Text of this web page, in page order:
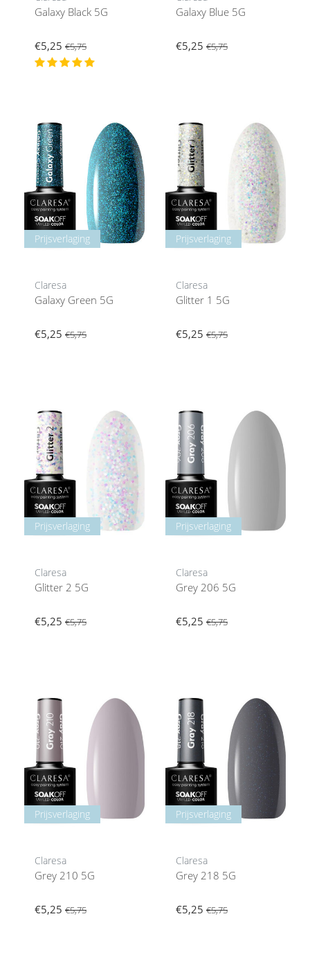
Galaxy Black 5G
€5,25 €5,75
Galaxy Blue 5G
€5,25 €5,75
Prijsverlaging
Claresa
Galaxy Green 5G
€5,25 €5,75
Prijsverlaging
Claresa
Glitter 1 5G
€5,25 €5,75
Prijsverlaging
Claresa
Glitter 2 5G
€5,25 €5,75
Prijsverlaging
Claresa
Grey 206 5G
€5,25 €5,75
Prijsverlaging
Claresa
Grey 210 5G
€5,25 €5,75
Prijsverlaging
Claresa
Grey 218 5G
€5,25 €5,75